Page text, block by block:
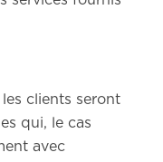
clients seront
qui, le cas
avec